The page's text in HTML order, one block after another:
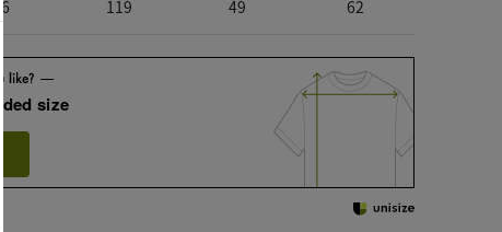
76 119 49 62
size